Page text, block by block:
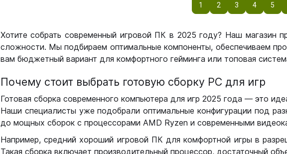
1 2 3 4 5
Хотите собрать современный игровой ПК в 2025 году? Наш магазин
сложности. Мы подбираем оптимальные компоненты, обеспечиваем
вам бюджетный вариант для комфортного гейминга или топовая
Почему стоит выбрать готовую сборку РС для игр
Готовая сборка современного компьютера для игр 2025 года — это
Наши специалисты уже подобрали оптимальные конфигурации под
до мощных сборок с процессорами AMD Ryzen и современными
Например, средний хороший игровой ПК для комфортной игры в
Такая сборка включает производительный процессор, достаточный